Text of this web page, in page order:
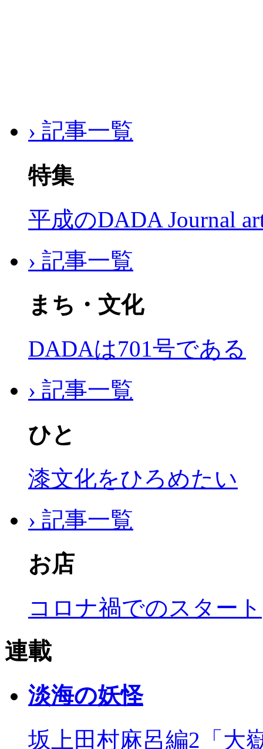
› 記事一覧
特集
平成のDADA Journal
› 記事一覧
まち・文化
DADAは701号である
› 記事一覧
ひと
漆文化をひろめたい
› 記事一覧
お店
コロナ禍でのスタート
連載
淡海の妖怪
坂上田村麻呂編2「大